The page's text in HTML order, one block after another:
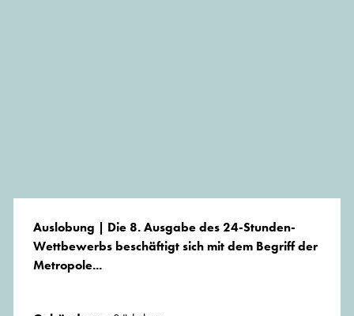
Auslobung | Die 8. Ausgabe des 24-Stunden-
Wettbewerbs beschäftigt sich mit dem Begriff der
Metropole...